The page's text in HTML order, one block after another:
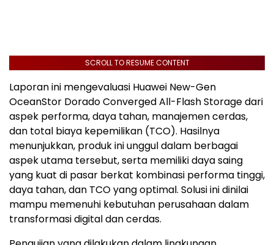
SCROLL TO RESUME CONTENT
Laporan ini mengevaluasi Huawei New-Gen
OceanStor Dorado Converged All-Flash Storage dari
aspek performa, daya tahan, manajemen cerdas,
dan total biaya kepemilikan (TCO). Hasilnya
menunjukkan, produk ini unggul dalam berbagai
aspek utama tersebut, serta memiliki daya saing
yang kuat di pasar berkat kombinasi performa tinggi,
daya tahan, dan TCO yang optimal. Solusi ini dinilai
mampu memenuhi kebutuhan perusahaan dalam
transformasi digital dan cerdas.